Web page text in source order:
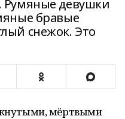
Румяные девушки
бравые
снежок. Это
мёртвыми